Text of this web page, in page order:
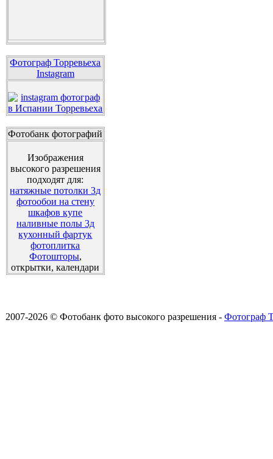
Фотограф Торревьеха
Instagram
Фотобанк фотографий
Изображения
высокого разрешения
подходят для:
натяжные потолки 3д
фотообои на стену
шкафов купе
наливные полы 3д
кухонный фартук
фотоплитка
Фотошторы,
открытки, календари
2007-2026 © Фотобанк фото высокого разрешения - Фотограф